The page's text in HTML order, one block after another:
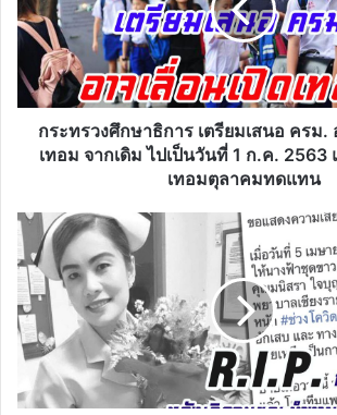
ครม.
อาจ
เลื่อน
เปิด
เทอม
จาก
เป็น
วัน
ที่
1
ก.ค.
2563
และ
อาจ
ไม่มี
กระทรวงศึกษาธิการ เตรียมเสนอ ครม.
เทอม จากเดิม ไปเป็นวันที่ 1 ก.ค. 2563
เทอมตุลาคมทดแทน
R.I.P.
พยาบาล
เสีย
ชีวิต
หลัง
เกิด
วูบ
ขณะ
ทำงาน